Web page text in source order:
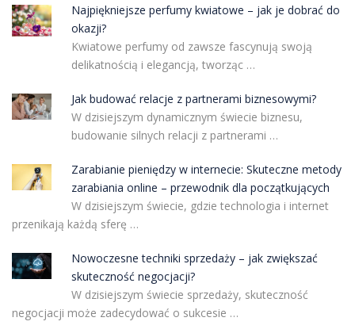
Najpiękniejsze perfumy kwiatowe – jak je dobrać do
okazji?
Kwiatowe perfumy od zawsze fascynują swoją
delikatnością i elegancją, tworząc …
Jak budować relacje z partnerami biznesowymi?
W dzisiejszym dynamicznym świecie biznesu,
budowanie silnych relacji z partnerami …
Zarabianie pieniędzy w internecie: Skuteczne metody
zarabiania online – przewodnik dla początkujących
W dzisiejszym świecie, gdzie technologia i internet
przenikają każdą sferę …
Nowoczesne techniki sprzedaży – jak zwiększać
skuteczność negocjacji?
W dzisiejszym świecie sprzedaży, skuteczność
negocjacji może zadecydować o sukcesie …